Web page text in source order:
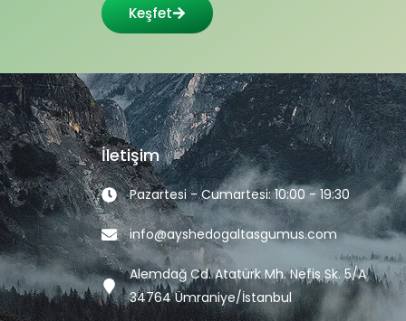
Keşfet
İletişim
Pazartesi - Cumartesi: 10:00 - 19:30
info@ayshedogaltasgumus.com
Alemdağ Cd. Atatürk Mh. Nefis Sk. 5/A
34764 Ümraniye/İstanbul